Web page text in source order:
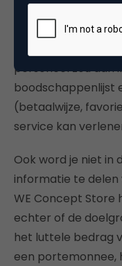
boodschappenlijst
de winkel mee
personeel zou dan
boodschappenlijst
(betaalwijze,
service kan
Ook word je niet in
informatie te delen
WE Concept Store
echter of de
het luttele bedrag
een portemonnee,